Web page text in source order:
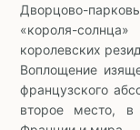
Дворцово-
«короля-
королевских
Воплощение
французского
второе место,